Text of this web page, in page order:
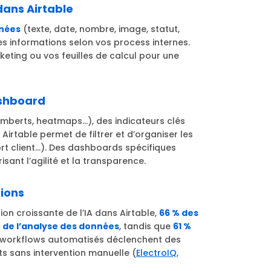
Airtable
(texte, date, nombre, image, statut,
informations selon vos process internes.
ou vos feuilles de calcul pour une
heatmaps…), des indicateurs clés
permet de filtrer et d’organiser les
client…). Des dashboards spécifiques
l’agilité et la transparence.
croissante de l’IA dans Airtable, 66 % des
l’analyse des données, tandis que 61 %
workflows automatisés déclenchent des
sans intervention manuelle (ElectroIQ,